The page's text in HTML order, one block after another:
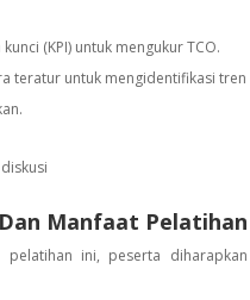
(KPI) untuk mengukur TCO.
teratur untuk mengidentifikasi tren
Manfaat Pelatihan
pelatihan ini, peserta